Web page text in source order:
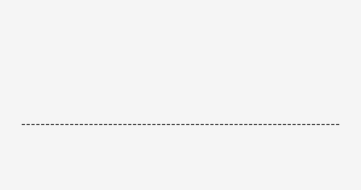
------------------------------------------------------------------